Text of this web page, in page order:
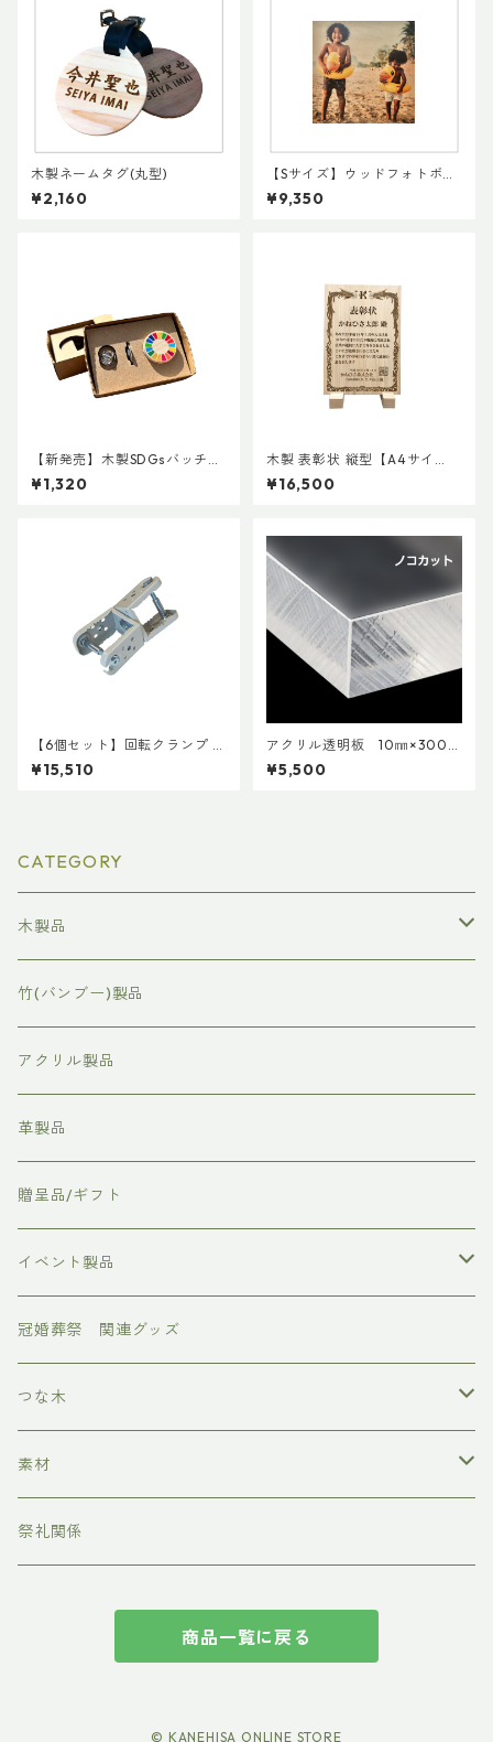
木製ネームタグ(丸型)
¥2,160
【Sサイズ】ウッドフォトボー
ト / Wooden Photo
¥9,350
【新発売】木製SDGsバッチ
ハイブリッドtype
¥1,320
木製 表彰状 縦型【A4サイ
ズ】
¥16,500
【6個セット】回転クランプ /
つな木
¥15,510
アクリル透明板 10㎜×300㎜
×1200㎜
¥5,500
CATEGORY
木製品
表彰状/感謝状
命名板
社章/バッチ
時計/置時計
フォトボード
竹(バンブー)製品
アクリル製品
革製品
贈呈品/ギフト
イベント製品
お正月
節分
ひなまつり
端午の節句
冠婚葬祭 関連グッズ
つな木
クランプ
キャスター
素材
MDFボード
祭礼関係
商品一覧に戻る
© KANEHISA ONLINE STORE